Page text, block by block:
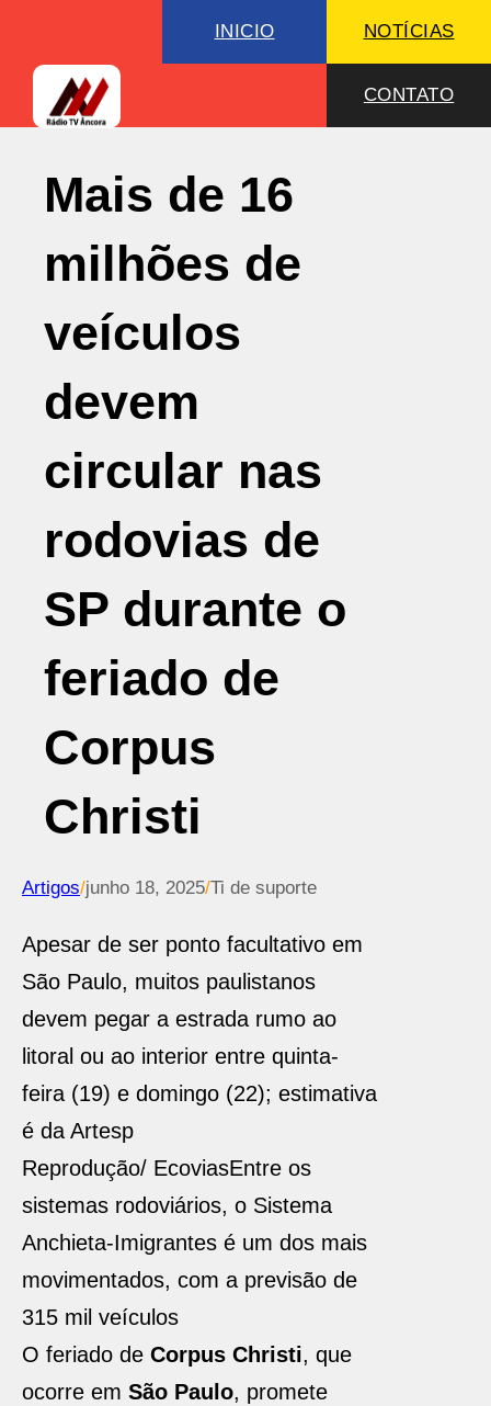
INICIO NOTÍCIAS
CONTATO
Mais de 16
milhões de
veículos
devem
circular nas
rodovias de
SP durante o
feriado de
Corpus
Christi
Artigos/junho 18, 2025/Ti de suporte
Apesar de ser ponto facultativo em
São Paulo, muitos paulistanos
devem pegar a estrada rumo ao
litoral ou ao interior entre quinta-
feira (19) e domingo (22); estimativa
é da Artesp
Reprodução/ EcoviasEntre os
sistemas rodoviários, o Sistema
Anchieta-Imigrantes é um dos mais
movimentados, com a previsão de
315 mil veículos
O feriado de Corpus Christi, que
ocorre em São Paulo, promete